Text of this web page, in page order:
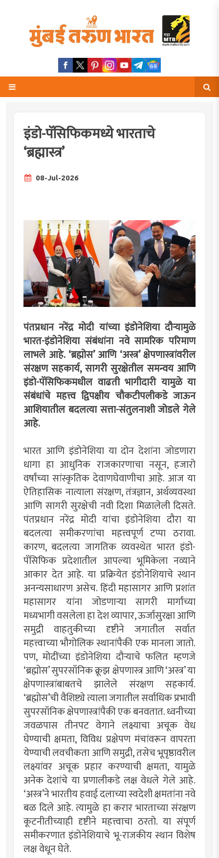
इंडो-पॅसिफिकमध्ये भारताचे
‘ब्रह्मास्त्र’
08-Jul-2026
पंतप्रधान नरेंद्र मोदी यांच्या इंडोनेशिया दौर्‍यामुळे
भारत-इंडोनेशिया संबंधांना नवे सामरिक परिमाण
लाभले आहे. ‘ब्रह्मोस’ आणि ‘अस्त्र’ क्षेपणास्त्रांवरील
संरक्षण सहकार्य, सागरी सुरक्षेतील समन्वय आणि
इंडो-पॅसिफिकमधील वाढती भागीदारी यामुळे या
संबंधांचे महत्त्व द्विपक्षीय चौकटीपलीकडे जाऊन
आशियातील बदलत्या सत्ता-संतुलनाशी जोडले गेले
आहे.
भारत आणि इंडोनेशिया या दोन देशांना जोडणारा
धागा हा आधुनिक राजकारणाचा नसून, हजारो
वर्षांच्या सांस्कृतिक देवाणघेवाणीचा आहे. आज या
ऐतिहासिक नात्याला संरक्षण, तंत्रज्ञान, अर्थव्यवस्था
आणि सागरी सुरक्षेची नवी दिशा मिळालेली दिसते.
पंतप्रधान नरेंद्र मोदी यांचा इंडोनेशिया दौरा या
बदलत्या समीकरणांचा महत्त्वपूर्ण टप्पा ठरावा.
कारण, बदलत्या जागतिक व्यवस्थेत भारत इंडो-
पॅसिफिक प्रदेशातील आपल्या भूमिकेला नव्याने
आकार देत आहे. या प्रक्रियेत इंडोनेशियाचे स्थान
अनन्यसाधारण असेच. हिंदी महासागर आणि प्रशांत
महासागर यांना जोडणार्‍या सागरी मार्गांच्या
मध्यभागी वसलेला हा देश व्यापार, ऊर्जासुरक्षा आणि
समुद्री वाहतुकीच्या दृष्टीने जगातील सर्वात
महत्त्वाच्या भौगोलिक स्थानांपैकी एक मानला जातो.
पण, मोदींच्या इंडोनेशिया दौर्‍याचे फलित म्हणजे
‘ब्रह्मोस’ सुपरसॉनिक क्रूझ क्षेपणास्त्र आणि ‘अस्त्र’ या
क्षेपणास्त्रांबाबतचे झालेले संरक्षण सहकार्य.
‘ब्रह्मोस’ची वैशिष्ट्ये त्याला जगातील सर्वाधिक प्रभावी
सुपरसॉनिक क्षेपणास्त्रांपैकी एक बनवतात. ध्वनीच्या
जवळपास तीनपट वेगाने लक्ष्याचा अचूक वेध
घेण्याची क्षमता, विविध प्रक्षेपण मंचांवरून वापरता
येण्याची लवचीकता आणि समुद्री, तसेच भूपृष्ठावरील
लक्ष्यांवर अचूक प्रहार करण्याची क्षमता, यामुळे
अनेक देशांचे या प्रणालीकडे लक्ष वेधले गेले आहे.
‘अस्त्र’ने भारतीय हवाई दलाच्या स्वदेशी क्षमतांना नवे
बळ दिले आहे. त्यामुळे हा करार भारताच्या संरक्षण
कूटनीतीच्याही दृष्टीने महत्त्वाचा ठरतो. या संपूर्ण
समीकरणात इंडोनेशियाचे भू-राजकीय स्थान विशेष
लक्ष वेधून घेते.